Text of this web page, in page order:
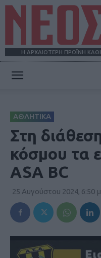
Η ΑΡΧΑΙΟΤΕΡΗ ΠΡΩΪΝΗ
ΑΘΛΗΤΙΚΑ
Στη
κόσμου τα
ASA BC
25 Αυγούστου 2024, 6:50